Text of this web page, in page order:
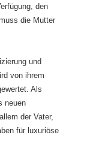
den
die Mutter
und
von ihrem
Als
neuen
der Vater,
für luxuriöse